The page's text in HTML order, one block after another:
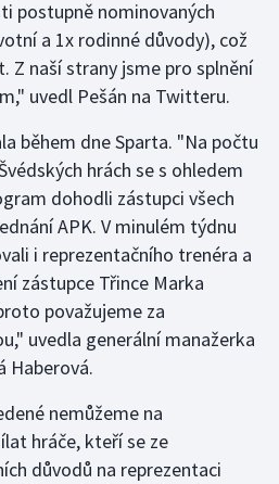
postupně nominovaných
a 1x rodinné důvody), což
Z naší strany jsme pro splnění
uvedl Pešán na Twitteru.
během dne Sparta. "Na počtu
hrách se s ohledem
dohodli zástupci všech
APK. V minulém týdnu
i reprezentačního trenéra a
zástupce Třince Marka
považujeme za
uvedla generální manažerka
Haberová.
nemůžeme na
hráče, kteří se ze
důvodů na reprezentaci